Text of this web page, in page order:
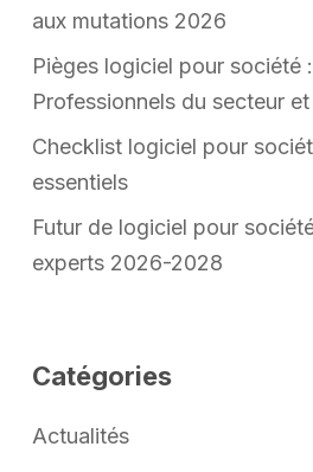
aux mutations 2026
Pièges logiciel pour société
Professionnels du secteur
Checklist logiciel pour
essentiels
Futur de logiciel pour
experts 2026-2028
Catégories
Actualités